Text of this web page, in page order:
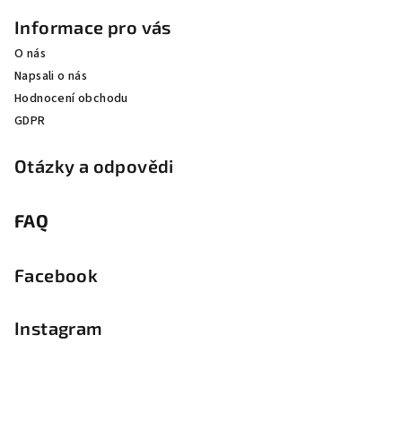
Informace pro vás
O nás
Napsali o nás
Hodnocení obchodu
GDPR
Otázky a odpovědi
FAQ
Facebook
Instagram